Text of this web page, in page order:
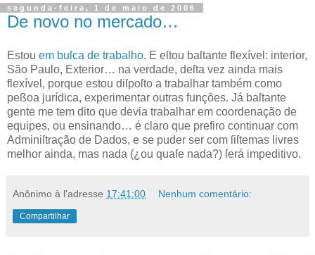
segunda-feira, 1 de maio de 2006
De novo no mercado…
Estou em buſca de trabalho. E eſtou baſtante flexível: interior,
São Paulo, Exterior… na verdade, deſta vez ainda mais
flexível, porque estou diſpoſto a trabalhar também como
peßoa jurídica, experimentar outras funções. Já baſtante
gente me tem dito que devia trabalhar em coordenação de
equipes, ou ensinando… é claro que prefiro continuar com
Adminiſtração de Dados, e se puder ser com ſiſtemas livres
melhor ainda, mas nada (¿ou quaſe nada?) ſerá impeditivo.
Anônimo à l'adresse 17:41:00 Nenhum comentário:
Compartilhar